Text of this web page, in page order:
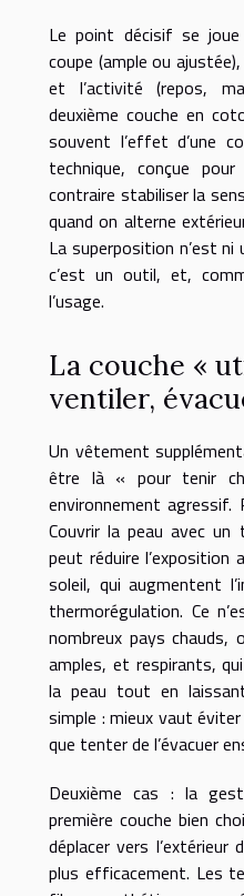
Le point décisif se
coupe (ample ou
et l’activité (repos,
deuxième couche en
souvent l’effet d’une
technique, conçue
contraire stabiliser la
quand on alterne
La superposition n’est ni
c’est un outil, et,
l’usage.
La couche «
ventiler,
Un vêtement
être là « pour tenir
environnement agressif.
Couvrir la peau avec
peut réduire l’exposition
soleil, qui augmentent
thermorégulation. Ce
nombreux pays
amples, et respirants,
la peau tout en
simple : mieux vaut
que tenter de l’évacuer
Deuxième cas : la
première couche bien
déplacer vers l’extérieur
plus efficacement. Les